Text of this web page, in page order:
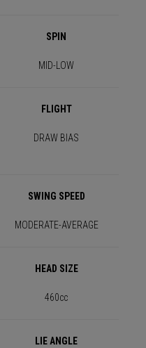
SPIN
MID-LOW
FLIGHT
DRAW BIAS
SWING SPEED
MODERATE-AVERAGE
HEAD SIZE
460cc
LIE ANGLE